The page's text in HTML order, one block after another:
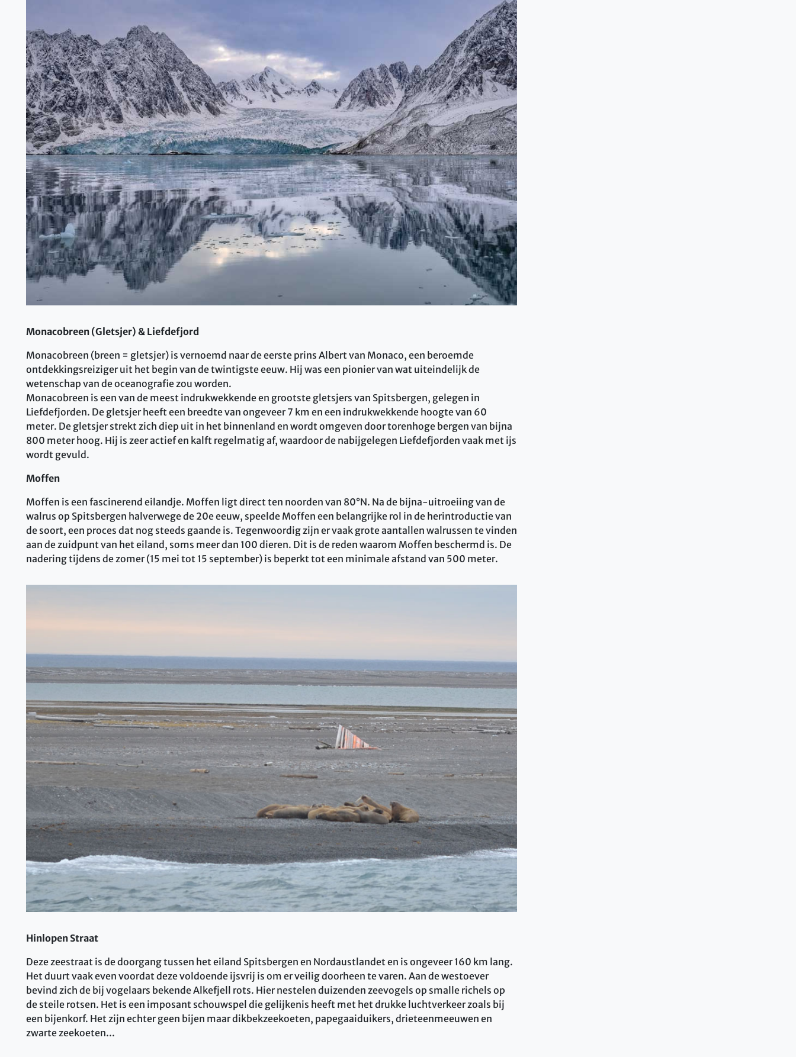
Monacobreen (Gletsjer) & Liefdefjord
Monacobreen (breen = gletsjer) is vernoemd naar de eerste prins Albert van Monaco, een beroemde
ontdekkingsreiziger uit het begin van de twintigste eeuw. Hij was een pionier van wat uiteindelijk de
wetenschap van de oceanografie zou worden.
Monacobreen is een van de meest indrukwekkende en grootste gletsjers van Spitsbergen, gelegen in
Liefdefjorden. De gletsjer heeft een breedte van ongeveer 7 km en een indrukwekkende hoogte van 60
meter. De gletsjer strekt zich diep uit in het binnenland en wordt omgeven door torenhoge bergen van bijna
800 meter hoog. Hij is zeer actief en kalft regelmatig af, waardoor de nabijgelegen Liefdefjorden vaak met ijs
wordt gevuld.
Moffen
Moffen is een fascinerend eilandje. Moffen ligt direct ten noorden van 80°N. Na de bijna-uitroeiing van de
walrus op Spitsbergen halverwege de 20e eeuw, speelde Moffen een belangrijke rol in de herintroductie van
de soort, een proces dat nog steeds gaande is. Tegenwoordig zijn er vaak grote aantallen walrussen te vinden
aan de zuidpunt van het eiland, soms meer dan 100 dieren. Dit is de reden waarom Moffen beschermd is. De
nadering tijdens de zomer (15 mei tot 15 september) is beperkt tot een minimale afstand van 500 meter.
Hinlopen Straat
Deze zeestraat is de doorgang tussen het eiland Spitsbergen en Nordaustlandet en is ongeveer 160 km lang.
Het duurt vaak even voordat deze voldoende ijsvrij is om er veilig doorheen te varen. Aan de westoever
bevind zich de bij vogelaars bekende Alkefjell rots. Hier nestelen duizenden zeevogels op smalle richels op
de steile rotsen. Het is een imposant schouwspel die gelijkenis heeft met het drukke luchtverkeer zoals bij
een bijenkorf. Het zijn echter geen bijen maar dikbekzeekoeten, papegaaiduikers, drieteenmeeuwen en
zwarte zeekoeten...